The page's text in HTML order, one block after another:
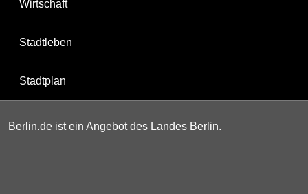
Wirtschaft
Stadtleben
Stadtplan
Berlin.de ist ein Angebot des Landes Berlin.